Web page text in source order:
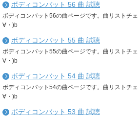
ボディコンバット 56 曲 試聴
ボディコンバット56の曲ページです。曲リストチ
∀・)b
ボディコンバット 55 曲 試聴
ボディコンバット55の曲ページです。曲リストチ
∀・)b
ボディコンバット 54 曲 試聴
ボディコンバット54の曲ページです。曲リストチ
∀・)b
ボディコンバット 53 曲 試聴